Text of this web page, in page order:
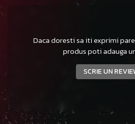
Daca doresti sa iti exprimi
produs poti adauga
SCRIE UN